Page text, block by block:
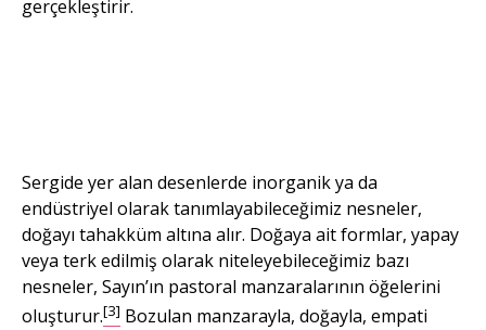
gerçekleştirir.
Sergide yer alan desenlerde inorganik ya da
endüstriyel olarak tanımlayabileceğimiz nesneler,
doğayı tahakküm altına alır. Doğaya ait formlar, yapay
veya terk edilmiş olarak niteleyebileceğimiz bazı
nesneler, Sayın’ın pastoral manzaralarının öğelerini
oluşturur.[3] Bozulan manzarayla, doğayla, empati